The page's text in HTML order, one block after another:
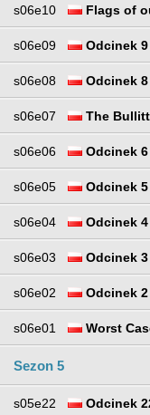
s06e10 Flags of
s06e09 Odcinek 9
s06e08 Odcinek 8
s06e07 The
s06e06 Odcinek 6
s06e05 Odcinek 5
s06e04 Odcinek 4
s06e03 Odcinek 3
s06e02 Odcinek 2
s06e01 Worst
Sezon 5
s05e22 Odcinek